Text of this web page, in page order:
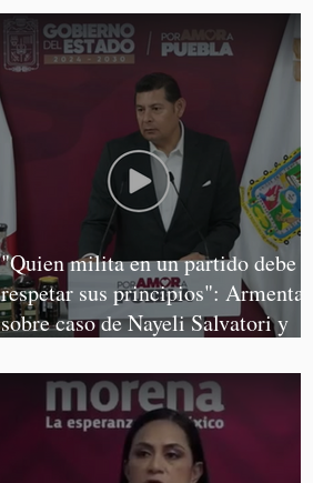
"Quien milita en un partido debe
respetar sus principios": Armenta,
sobre caso de Nayeli Salvatori y